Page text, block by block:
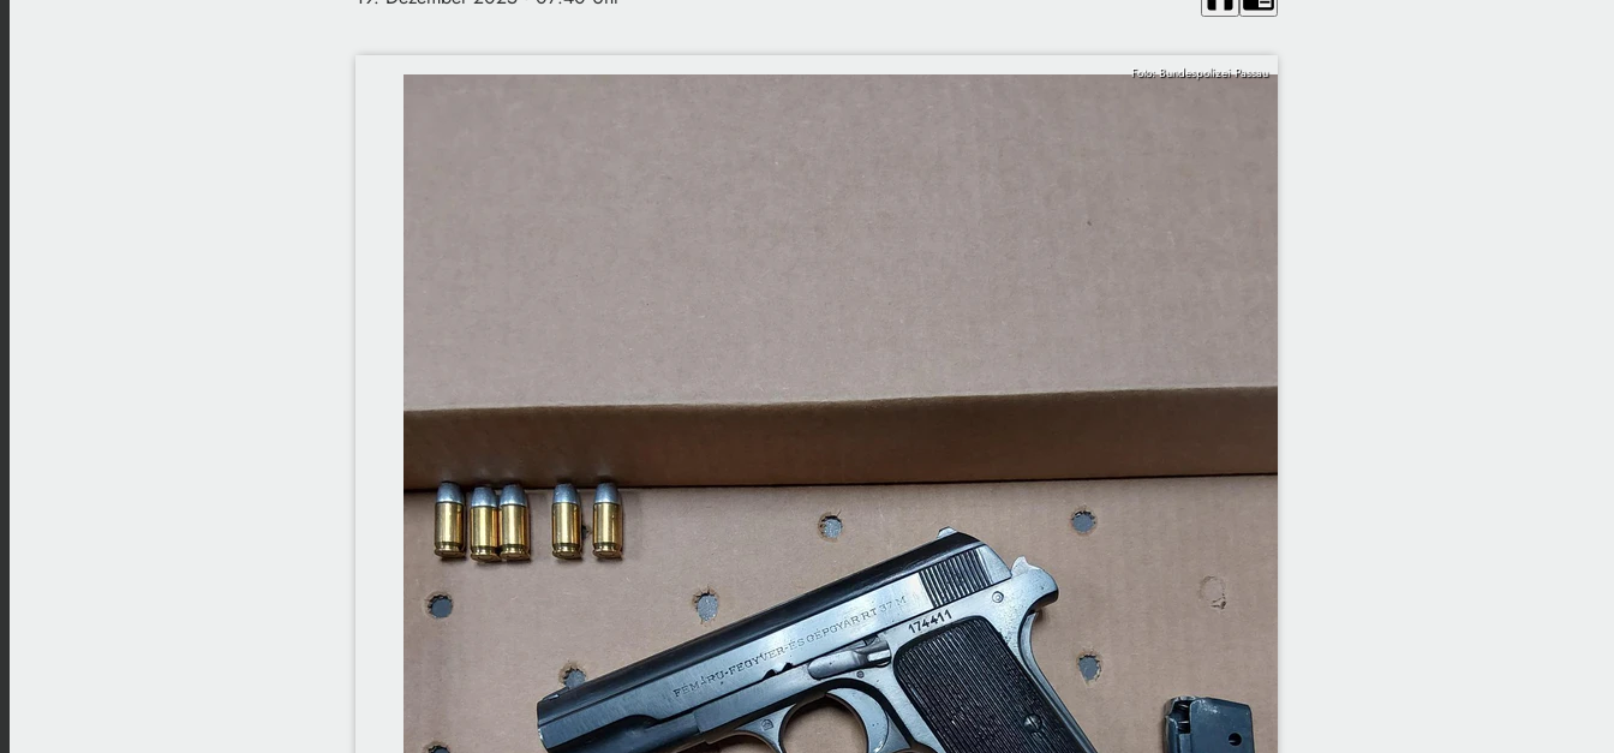
Foto: Bundespolizei Passau